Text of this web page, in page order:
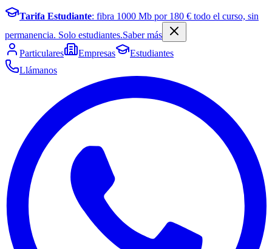
Tarifa Estudiante: fibra 1000 Mb por 180 € todo el curso, sin
permanencia. Solo estudiantes.Saber más
Particulares
Empresas
Estudiantes
Llámanos